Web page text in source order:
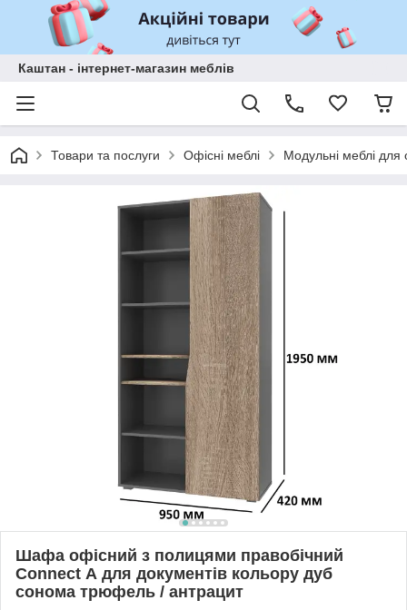
Каштан - інтернет-магазин меблів
Товари та послуги Офісні меблі Модульні меблі для
Шафа офісний з полицями правобічний
Connect А для документів кольору дуб
сонома трюфель / антрацит